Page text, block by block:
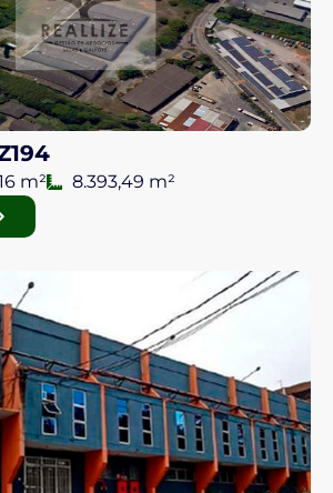
m² 8.393,49 m²